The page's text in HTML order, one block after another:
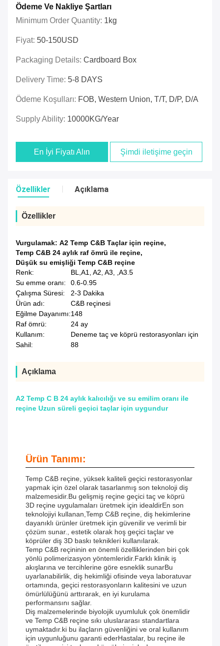
Ödeme Ve Nakliye Şartları
Minimum Order Quantity: 1kg
Fiyat: 50-150USD
Packaging Details: Cardboard Box
Delivery Time: 5-8 DAYS
Ödeme Koşulları: FOB, Western Union, T/T, D/P, D/A
Supply Ability: 10000KG/year
En İyi Fiyatı Alın Şimdi iletişime geçin
Özellikler Açıklama
Özellikler
Vurgulamak: A2 Temp C&B Taçlar için reçine,
Temp C&B 24 aylık raf ömrü ile reçine,
Düşük su emişliği Temp C&B reçine
Renk:
BL,A1, A2, A3, ,A3.5
Su emme oranı:
0.6-0.95
Çalışma Süresi:
2-3 Dakika
Ürün adı:
C&B reçinesi
Eğilme Dayanımı:148
Raf ömrü:
24 ay
Kullanım:
Deneme taç ve köprü restorasyonları için
Sahil:
88
Açıklama
A2 Temp C B 24 aylık kalıcılığı ve su emilim oranı ile
reçine Uzun süreli geçici taçlar için uygundur
Ürün Tanımı:
Temp C&B reçine, yüksek kaliteli geçici restorasyonlar
yapmak için özel olarak tasarlanmış son teknoloji diş
malzemesidir.Bu gelişmiş reçine geçici taç ve köprü
3D reçine uygulamaları üretmek için idealdirEn son
teknolojiyi kullanan,Temp C&B reçine, diş hekimlerine
dayanıklı ürünler üretmek için güvenilir ve verimli bir
çözüm sunar., estetik olarak hoş geçici taçlar ve
köprüler diş 3D baskı teknikleri kullanılarak.
Temp C&B reçininin en önemli özelliklerinden biri çok
yönlü polimerizasyon yöntemleridir.Farklı klinik iş
akışlarına ve tercihlerine göre esneklik sunarBu
uyarlanabilirlik, diş hekimliği ofisinde veya laboratuvar
ortamında, geçici restorasyonların kalitesini ve uzun
ömürlülüğünü arttırarak, en iyi kurulama
performansını sağlar.
Diş malzemelerinde biyolojik uyumluluk çok önemlidir
ve Temp C&B reçine sıkı uluslararası standartlara
uymaktadır.ki bu ilaçların güvenliğini ve oral kullanım
için uygunluğunu garanti ederHastalar, bu reçine ile